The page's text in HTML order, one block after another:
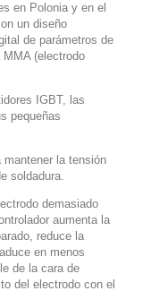
en Polonia y en el
un diseño
de parámetros de
(electrodo
IGBT, las
pequeñas
mantener la tensión
soldadura.
demasiado
aumenta la
reduce la
en menos
de la cara de
del electrodo con el